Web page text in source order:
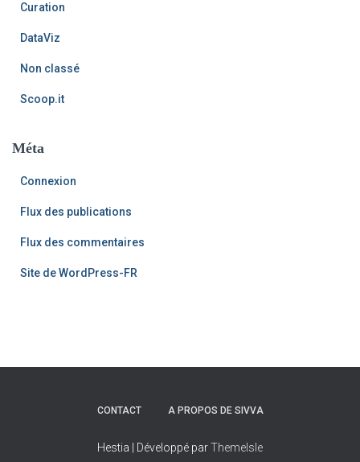
Curation
DataViz
Non classé
Scoop.it
Méta
Connexion
Flux des publications
Flux des commentaires
Site de WordPress-FR
CONTACT A PROPOS DE SIVVA
Hestia | Développé parThemeIsle